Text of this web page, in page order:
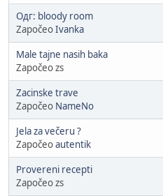
Одг: bloody room
ZapočeoIvanka
Male tajne nasih baka
Započeo zs
Zacinske trave
Započeo NameNo
Jela za večeru ?
Započeoautentik
Provereni recepti
Započeo zs